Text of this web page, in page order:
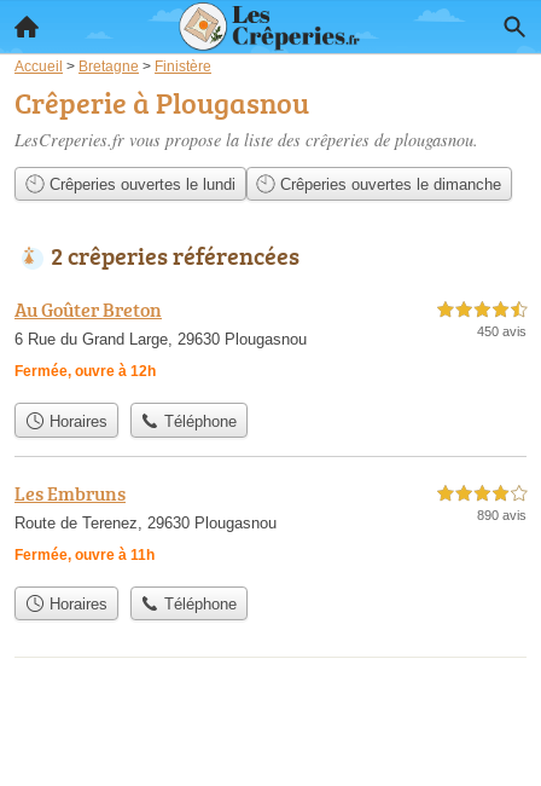
Accueil > Bretagne > Finistère
Crêperie à Plougasnou
LesCreperies.fr vous propose la liste des crêperies de plougasnou.
Crêperies ouvertes le lundi Crêperies ouvertes le dimanche
2 crêperies référencées
Au Goûter Breton
6 Rue du Grand Large, 29630 Plougasnou
Fermée, ouvre à 12h
4,5 étoiles sur 5
450 avis
Horaires Téléphone
Les Embruns
Route de Terenez, 29630 Plougasnou
Fermée, ouvre à 11h
4,0 étoiles sur 5
890 avis
Horaires Téléphone